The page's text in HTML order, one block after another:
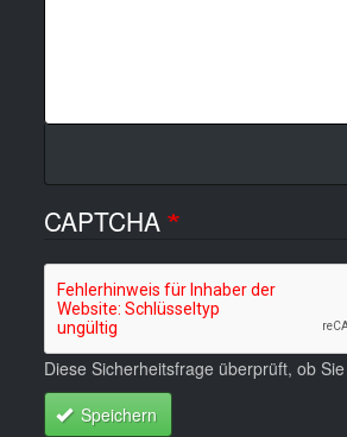
CAPTCHA
Diese Sicherheitsfrage überprüft, ob
Speichern